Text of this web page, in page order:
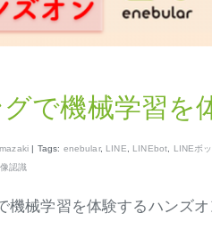
で機械学習を
| Tags: enebular, LINE, LINEbot, LINEボ
認識
機械学習を体験するハンズ